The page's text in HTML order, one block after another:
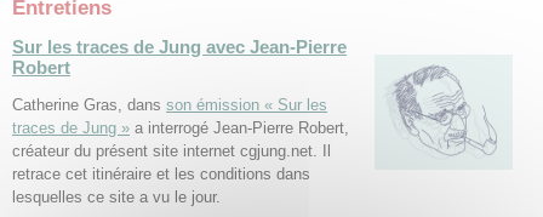
Entretiens
Sur les traces de Jung avec Jean-Pierre
Robert
Catherine Gras, dans son émission « Sur les
traces de Jung » a interrogé Jean-Pierre Robert,
créateur du présent site internet cgjung.net. Il
retrace cet itinéraire et les conditions dans
lesquelles ce site a vu le jour.